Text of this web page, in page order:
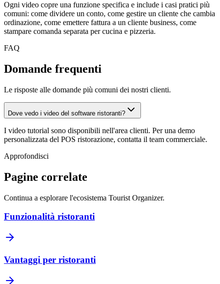
Ogni video copre una funzione specifica e include i casi pratici più
comuni: come dividere un conto, come gestire un cliente che cambia
ordinazione, come emettere fattura a un cliente business, come
stampare comanda separata per cucina e pizzeria.
FAQ
Domande frequenti
Le risposte alle domande più comuni dei nostri clienti.
Dove vedo i video del software ristoranti?
I video tutorial sono disponibili nell'area clienti. Per una demo
personalizzata del POS ristorazione, contatta il team commerciale.
Approfondisci
Pagine correlate
Continua a esplorare l'ecosistema Tourist Organizer.
Funzionalità ristoranti
Vantaggi per ristoranti